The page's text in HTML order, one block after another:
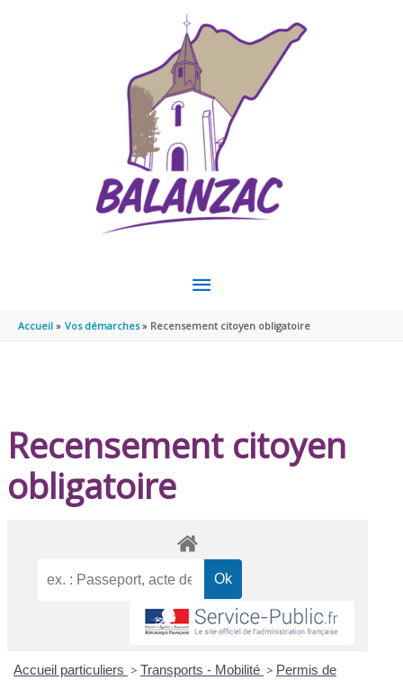
MENU
PRINCIPAL
Accueil Vos démarches Recensement citoyen obligatoire
Recensement citoyen
obligatoire
Accueil particuliers > Transports - Mobilité > Permis de